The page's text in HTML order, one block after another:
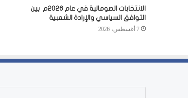
الانتخابات الصومالية في عام 2026م بين
التوافق السياسي والإرادة الشعبية
7 أغسطس، 2026